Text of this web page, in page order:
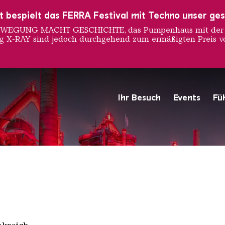
Ihr Besuch Events
Hochofengruppe in Rot
Copyright: Weltkulturerbe
bespielt das FERRA Festival mit Techno unser
MACHT GESCHICHTE, das Pumpenhaus mit
RAY sind jedoch durchgehend zum ermäßigten Preis